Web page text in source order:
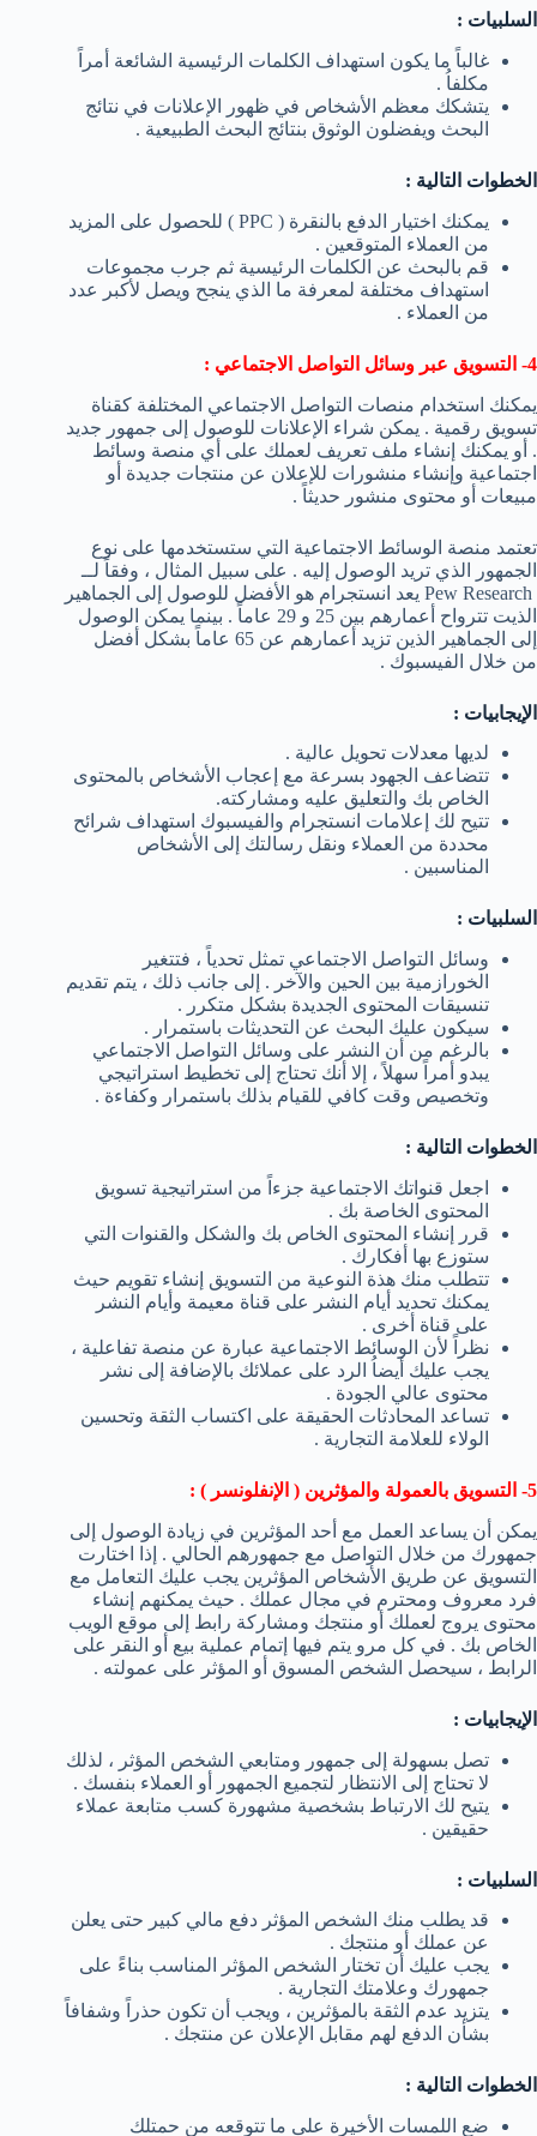
السلبيات :
غالباً ما يكون استهداف الكلمات الرئيسية الشائعة أمراً
مكلفاُ .
يتشكك معظم الأشخاص في ظهور الإعلانات في نتائج
البحث ويفضلون الوثوق بنتائج البحث الطبيعية .
الخطوات التالية :
يمكنك اختيار الدفع بالنقرة ( PPC ) للحصول على المزيد
من العملاء المتوقعين .
قم بالبحث عن الكلمات الرئيسية ثم جرب مجموعات
استهداف مختلفة لمعرفة ما الذي ينجح ويصل لأكبر عدد
من العملاء .
4- التسويق عبر وسائل التواصل الاجتماعي :
يمكنك استخدام منصات التواصل الاجتماعي المختلفة كقناة
تسويق رقمية . يمكن شراء الإعلانات للوصول إلى جمهور جديد
. أو يمكنك إنشاء ملف تعريف لعملك على أي منصة وسائط
اجتماعية وإنشاء منشورات للإعلان عن منتجات جديدة أو
مبيعات أو محتوى منشور حديثاً .
تعتمد منصة الوسائط الاجتماعية التي ستستخدمها على نوع
الجمهور الذي تريد الوصول إليه . على سبيل المثال ، وفقاً لــ
Pew Research يعد انستجرام هو الأفضل للوصول إلى الجماهير
الذيت تترواح أعمارهم بين 25 و 29 عاماً . بينما يمكن الوصول
إلى الجماهير الذين تزيد أعمارهم عن 65 عاماً بشكل أفضل
من خلال الفيسبوك .
الإيجابيات :
لديها معدلات تحويل عالية .
تتضاعف الجهود بسرعة مع إعجاب الأشخاص بالمحتوى
الخاص بك والتعليق عليه ومشاركته.
تتيح لك إعلامات انستجرام والفيسبوك استهداف شرائح
محددة من العملاء ونقل رسالتك إلى الأشخاص
المناسبين .
السلبيات :
وسائل التواصل الاجتماعي تمثل تحدياً ، فتتغير
الخورازمية بين الحين والآخر . إلى جانب ذلك ، يتم تقديم
تنسيقات المحتوى الجديدة بشكل متكرر .
سيكون عليك البحث عن التحديثات باستمرار .
بالرغم من أن النشر على وسائل التواصل الاجتماعي
يبدو أمراً سهلاً ، إلا أنك تحتاج إلى تخطيط استراتيجي
وتخصيص وقت كافي للقيام بذلك باستمرار وكفاءة .
الخطوات التالية :
اجعل قنواتك الاجتماعية جزءاً من استراتيجية تسويق
المحتوى الخاصة بك .
قرر إنشاء المحتوى الخاص بك والشكل والقنوات التي
ستوزع بها أفكارك .
تتطلب منك هذة النوعية من التسويق إنشاء تقويم حيث
يمكنك تحديد أيام النشر على قناة معيمة وأيام النشر
على قناة أخرى .
نظراً لأن الوسائط الاجتماعية عبارة عن منصة تفاعلية ،
يجب عليك أيضاُ الرد على عملائك بالإضافة إلى نشر
محتوى عالي الجودة .
تساعد المحادثات الحقيقة على اكتساب الثقة وتحسين
الولاء للعلامة التجارية .
5- التسويق بالعمولة والمؤثرين ( الإنفلونسر ) :
يمكن أن يساعد العمل مع أحد المؤثرين في زيادة الوصول إلى
جمهورك من خلال التواصل مع جمهورهم الحالي . إذا اختارت
التسويق عن طريق الأشخاص المؤثرين يجب عليك التعامل مع
فرد معروف ومحترم في مجال عملك . حيث يمكنهم إنشاء
محتوى يروج لعملك أو منتجك ومشاركة رابط إلى موقع الويب
الخاص بك . في كل مرو يتم فيها إتمام عملية بيع أو النقر على
الرابط ، سيحصل الشخص المسوق أو المؤثر على عمولته .
الإيجابيات :
تصل بسهولة إلى جمهور ومتابعي الشخص المؤثر ، لذلك
لا تحتاج إلى الانتظار لتجميع الجمهور أو العملاء بنفسك .
يتيح لك الارتباط بشخصية مشهورة كسب متابعة عملاء
حقيقين .
السلبيات :
قد يطلب منك الشخص المؤثر دفع مالي كبير حتى يعلن
عن عملك أو منتجك .
يجب عليك أن تختار الشخص المؤثر المناسب بناءً على
جمهورك وعلامتك التجارية .
يتزيد عدم الثقة بالمؤثرين ، ويجب أن تكون حذراً وشفافاً
بشأن الدفع لهم مقابل الإعلان عن منتجك .
الخطوات التالية :
ضع اللمسات الأخيرة على ما تتوقعه من حمتلك